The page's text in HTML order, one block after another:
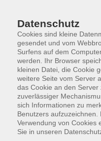
Zum Hauptinhalt springen
Datenschutz
Cookies sind kleine
gesendet und vom
Surfens auf dem
werden. Ihr Browser
kleinen Datei, die Cookie
weitere Seite vom Server
das Cookie an den
zuverlässiger
sich Informationen zu
Benutzers aufzuzeichnen.
Verwendung von Cookies
Sie in unseren